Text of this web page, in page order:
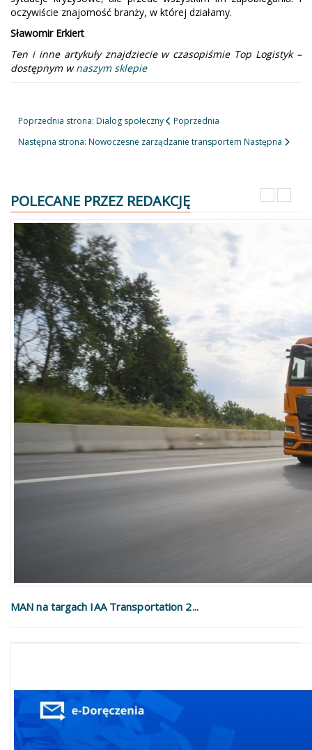
oczywiście znajomość branży, w której działamy.
Sławomir Erkiert
Ten i inne artykuły znajdziecie w czasopiśmie Top Logistyk –
dostępnym wnaszym sklepie
Poprzednia strona: Dialog społeczny
Poprzednia
Następna strona: Nowoczesne zarządzanie transportem Następna
POLECANE PRZEZ REDAKCJĘ
MAN na targach IAA Transportation 2...